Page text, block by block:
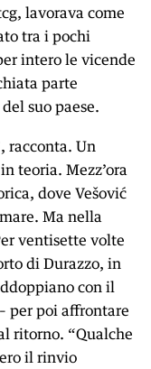
lavorava come
tra i pochi
intero le vicende
parte
suo paese.
racconta. Un
teoria. Mezz’ora
dove Vešović
Ma nella
ventisette volte
di Durazzo, in
con il
per poi affrontare
ritorno. “Qualche
il rinvio